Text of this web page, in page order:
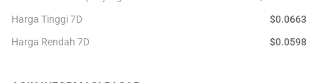
Harga Tinggi 7D
$0.0663
Harga Rendah 7D
$0.0598